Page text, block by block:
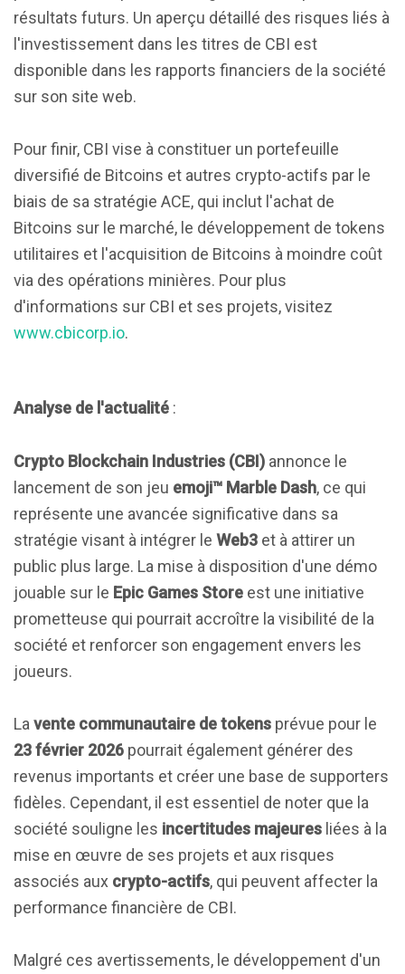
résultats futurs. Un aperçu détaillé des risques liés à
l'investissement dans les titres de CBI est
disponible dans les rapports financiers de la société
sur son site web.
Pour finir, CBI vise à constituer un portefeuille
diversifié de Bitcoins et autres crypto-actifs par le
biais de sa stratégie ACE, qui inclut l'achat de
Bitcoins sur le marché, le développement de tokens
utilitaires et l'acquisition de Bitcoins à moindre coût
via des opérations minières. Pour plus
d'informations sur CBI et ses projets, visitez
www.cbicorp.io.
Analyse de l'actualité :
Crypto Blockchain Industries (CBI) annonce le
lancement de son jeu emoji™ Marble Dash, ce qui
représente une avancée significative dans sa
stratégie visant à intégrer le Web3 et à attirer un
public plus large. La mise à disposition d'une démo
jouable sur le Epic Games Store est une initiative
prometteuse qui pourrait accroître la visibilité de la
société et renforcer son engagement envers les
joueurs.
La vente communautaire de tokens prévue pour le
23 février 2026 pourrait également générer des
revenus importants et créer une base de supporters
fidèles. Cependant, il est essentiel de noter que la
société souligne les incertitudes majeures liées à la
mise en œuvre de ses projets et aux risques
associés aux crypto-actifs, qui peuvent affecter la
performance financière de CBI.
Malgré ces avertissements, le développement d'un